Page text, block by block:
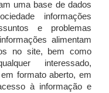
uma base de dados
informações
e problemas
alimentam
no site, bem como
interessado,
formato aberto, em
à informação e